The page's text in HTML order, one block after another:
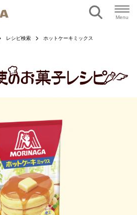
Menu
レシピ検索 ホットケーキミックス